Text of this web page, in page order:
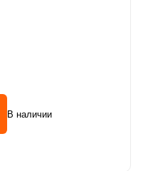
В наличии